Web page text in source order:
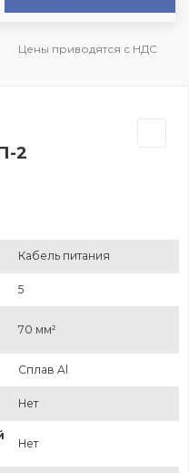
Цены приводятся с НДС
2
Кабель питания
5
70 мм²
Сплав Al
Нет
Нет